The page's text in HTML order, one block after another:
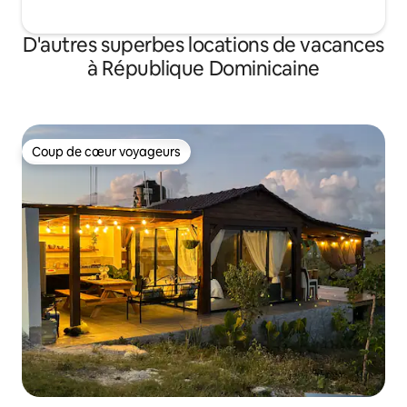
D'autres superbes locations de vacances
à République Dominicaine
Coup de cœur voyageurs
Coup de cœur voyageurs